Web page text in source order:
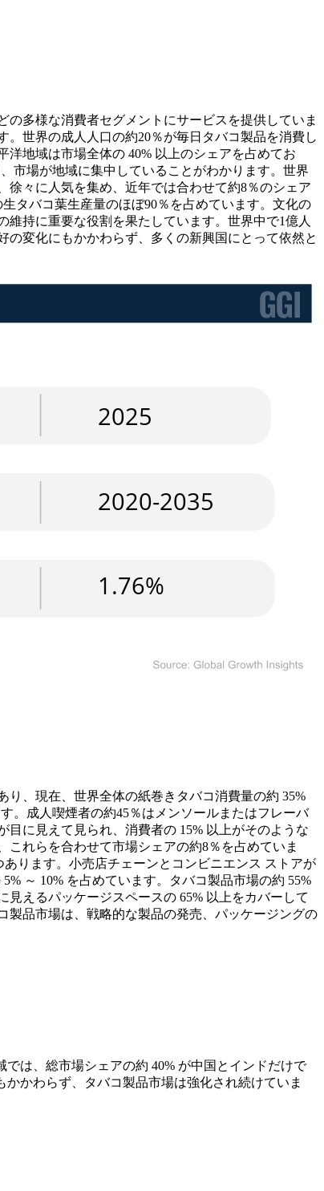
多様な消費者セグメントにサービスを提供していま
世界の成人人口の約20％が毎日タバコ製品を消費し
地域は市場全体の 40% 以上のシェアを占めてお
市場が地域に集中していることがわかります。世界
、徐々に人気を集め、近年では合わせて約8％のシェア
タバコ葉生産量のほぼ90％を占めています。文化の
持に重要な役割を果たしています。世界中で1億人
変化にもかかわらず、多くの新興国にとって依然と
、現在、世界全体の紙巻きタバコ消費量の約 35%
。成人喫煙者の約45％はメンソールまたはフレーバ
に見えて見られ、消費者の 15% 以上がそのような
れらを合わせて市場シェアの約8％を占めていま
ります。小売店チェーンとコンビニエンス ストアが
～ 10% を占めています。タバコ製品市場の約 55%
えるパッケージスペースの 65% 以上をカバーして
製品市場は、戦略的な製品の発売、パッケージングの
は、総市場シェアの約 40% が中国とインドだけで
かわらず、タバコ製品市場は強化され続けていま